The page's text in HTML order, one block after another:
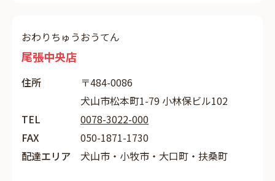
おわりちゅうおうてん
尾張中央店
住所
〒484-0086
犬山市松本町1-79 小林保ビル102
TEL
0078-3022-000
FAX
050-1871-1730
配達エリア
犬山市・小牧市・大口町・扶桑町